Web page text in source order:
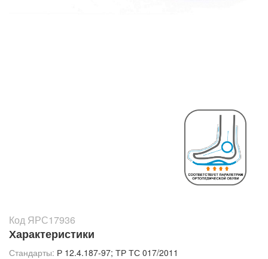
Код ЯРС17936
Характеристики
Стандарты: Р 12.4.187-97; ТР ТС 017/2011